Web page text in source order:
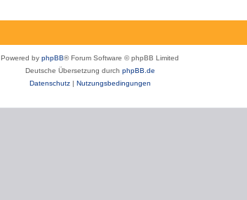
Powered by phpBB® Forum Software © phpBB Limited
Deutsche Übersetzung durch phpBB.de
Datenschutz| Nutzungsbedingungen